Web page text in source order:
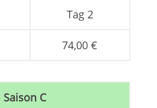
Tag 2
74,00 €
Saison C